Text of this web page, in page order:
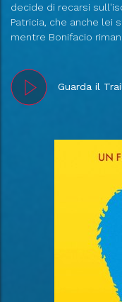
decide di recarsi
Patricia, che anche lei
mentre Bonifacio
Guarda il